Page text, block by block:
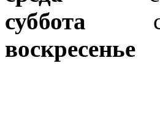
суббота с
воскресенье